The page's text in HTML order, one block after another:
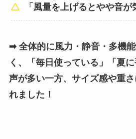
「風量を上げるとやや音が
➡ 全体的に風力・静音・多機
く、「毎日使っている」「夏
声が多い一方、サイズ感や重
れました！